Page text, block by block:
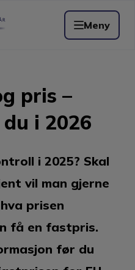
Meny
pris –
i 2026
i 2025? Skal
vil man gjerne
prisen
få en fastpris.
før du